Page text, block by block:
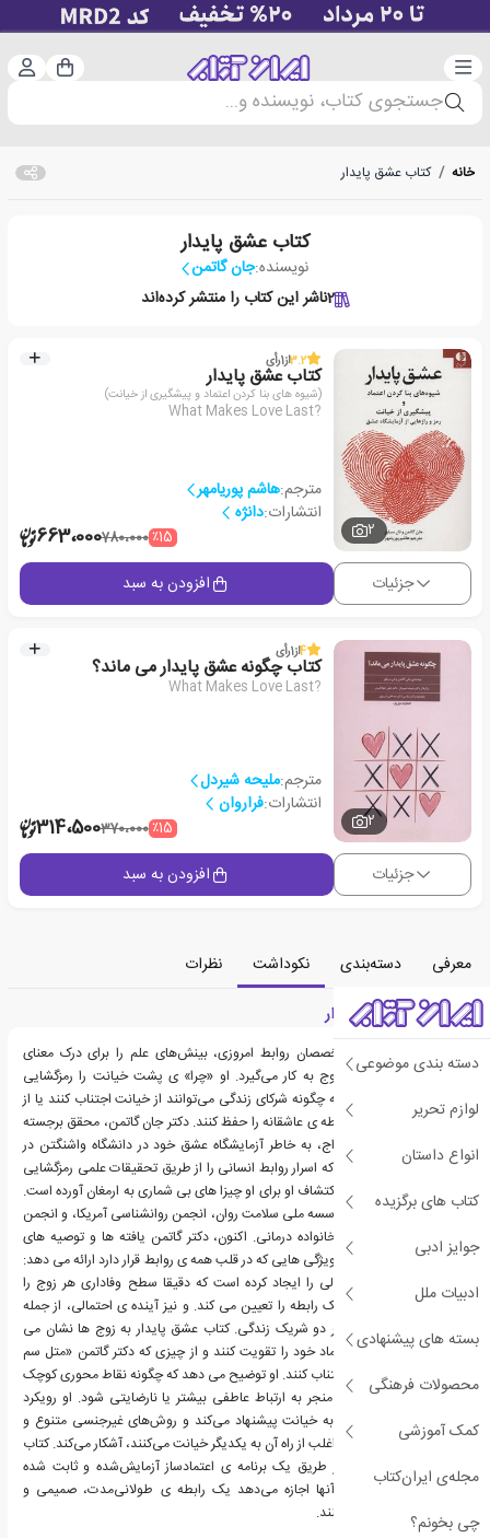
دسته‌بندی سبد
جستجوی کتاب، نویسنده و...
دسته بندی موضوعی
لوازم تحریر
انواع داستان
کتاب های برگزیده
جوایز ادبی
ادبیات ملل
بسته های پیشنهادی
محصولات فرهنگی
کمک آموزشی
مجله‌ی ایران‌کتاب
چی بخونم؟
خانه / کتاب عشق پایدار
کتاب عشق پایدار
نویسنده:جان گاتمن
2ناشر این کتاب را منتشر کرده‌اند
2
3.2از1رأی
کتاب عشق پایدار
(شیوه های بنا کردن اعتماد و پیشگیری از خیانت)
What Makes Love Last?
مترجم:هاشم پوریامهر
انتشارات:دانژه
٪15780،000663،000
جزئیات افزودن به سبد
2
4از1رأی
کتاب چگونه عشق پایدار می ماند؟
What Makes Love Last?
مترجم:ملیحه شیردل
انتشارات:فراروان
٪15370،000314،500
جزئیات افزودن به سبد
معرفی دسته‌بندی نکوداشت
نظرات
معرفی کتاب عشق پایدار
یکی از برجسته‌ترین متخصصان روابط امروزی، بینش‌های علم را برای درک معنای
واقعی اعتماد بین یک زوج به کار می‌گیرد. او «چرا» ی پشت خیانت را رمزگشایی
می‌کند و نشان می‌دهد که چگونه شرکای زندگی می‌توانند از خیانت اجتناب کنند یا از
آن خلاص شوند و یک رابطه ی عاشقانه را حفظ کنند. دکتر جان گاتمن، محقق برجسته
ی کشور در زمینه ی ازدواج، به خاطر آزمایشگاه عشق خود در دانشگاه واشنگتن در
سیاتل شهرت دارد، جایی که اسرار روابط انسانی را از طریق تحقیقات علمی رمزگشایی
می کند. سی و پنج سال اکتشاف او برای او چیزا های بی شماری به ارمغان آورده است.
جوایز عمده، از جمله از موسسه ملی سلامت روان، انجمن روانشناسی آمریکا، و انجمن
آمریکایی برای ازدواج و خانواده درمانی. اکنون، دکتر گاتمن یافته ها و توصیه های
شگفت انگیزی را در مورد ویژگی هایی که در قلب همه ی روابط قرار دارد ارائه می دهد:
اعتماد . دکتر گاتمن فرمولی را ایجاد کرده است که دقیقا سطح وفاداری هر زوج را
محاسبه می کند. نتایج یک رابطه را تعیین می کند. و نیز آینده ی احتمالی، از جمله
احتمال گمراهی یک یا هر دو شریک زندگی. کتاب عشق پایدار به زوج ها نشان می
دهد که چگونه سطح اعتماد خود را تقویت کنند و از چیزی که دکتر گاتمن «متل سم
برای عاشقان» می نامد اجتناب کنند. او توضیح می دهد که چگونه نقاط محوری کوچک
بین یک زوج، می تواند منجر به ارتباط عاطفی بیشتر یا نارضایتی شود. او رویکرد
جدیدی را برای رسیدگی به خیانت پیشنهاد می‌کند و روش‌های غیرجنسی متنوع و
غیرمنتظره‌ای را که زوج‌ها اغلب از راه آن به یکدیگر خیانت می‌کنند، آشکار می‌کند. کتاب
عشق پایدار، زوج‌ها را از طریق یک برنامه ی اعتمادساز آزمایش‌شده و ثابت شده
راهنمایی می‌کند که به آنها اجازه می‌دهد یک رابطه ی طولانی‌مدت، صمیمی و
عاشقانه را ترمیم و حفظ کنند.